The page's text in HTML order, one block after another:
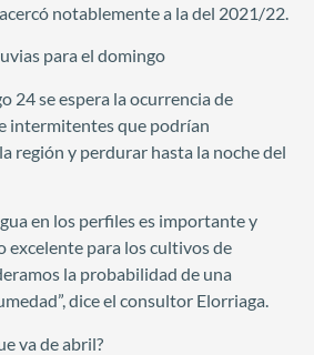
notablemente a la del 2021/22.
para el domingo
24 se espera la ocurrencia de
intermitentes que podrían
región y perdurar hasta la noche del
en los perfiles es importante y
excelente para los cultivos de
la probabilidad de una
dice el consultor Elorriaga.
va de abril?